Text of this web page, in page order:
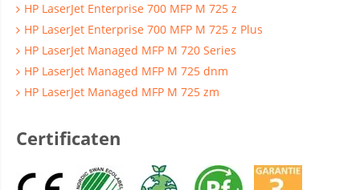
HP LaserJet Enterprise 700 MFP M 725 z
HP LaserJet Enterprise 700 MFP M 725 z Plus
HP LaserJet Managed MFP M 720 Series
HP LaserJet Managed MFP M 725 dnm
HP LaserJet Managed MFP M 725 zm
Certificaten